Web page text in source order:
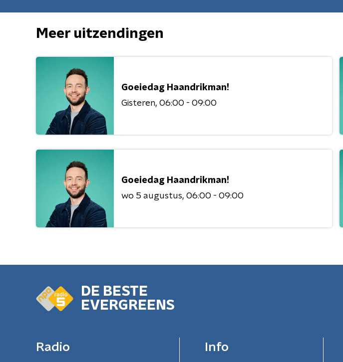
Meer uitzendingen
Goeiedag Haandrikman!
Gisteren 06:00 - 09:00
Goeiedag Haandrikman!
wo 5 augustus 06:00 - 09:00
DE BESTE
EVERGREENS
Radio Info